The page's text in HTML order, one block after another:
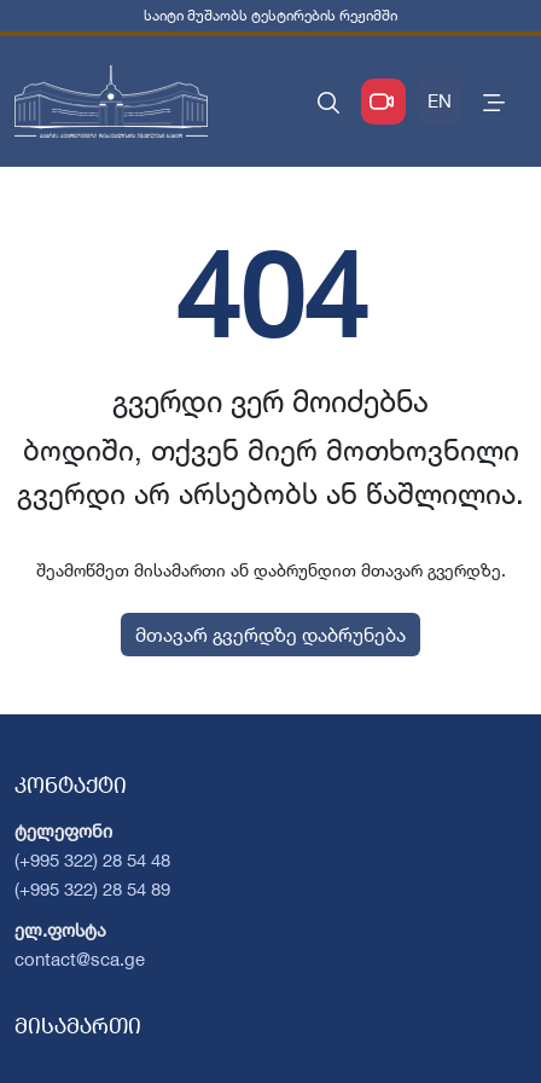
საიტი მუშაობს ტესტირების რეჟიმში
EN
404
გვერდი ვერ მოიძებნა
ბოდიში, თქვენ მიერ მოთხოვნილი
გვერდი არ არსებობს ან წაშლილია.
შეამოწმეთ მისამართი ან დაბრუნდით მთავარ გვერდზე.
მთავარ გვერდზე დაბრუნება
კონტაქტი
ტელეფონი
(+995 322) 28 54 48
(+995 322) 28 54 89
ელ.ფოსტა
contact@sca.ge
მისამართი